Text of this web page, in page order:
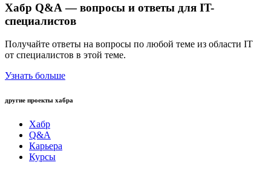
Хабр Q&A — вопросы и ответы для IT-
специалистов
Получайте ответы на вопросы по любой теме из области IT
от специалистов в этой теме.
Узнать больше
другие проекты хабра
Хабр
Q&A
Карьера
Курсы